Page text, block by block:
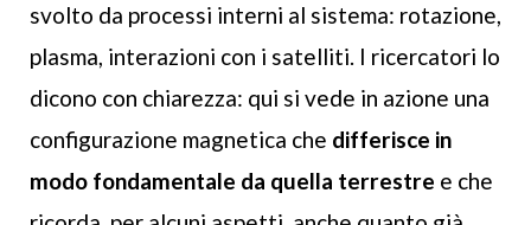
svolto da processi interni al sistema: rotazione,
plasma, interazioni con i satelliti. I ricercatori lo
dicono con chiarezza: qui si vede in azione una
configurazione magnetica che differisce in
modo fondamentale da quella terrestre e che